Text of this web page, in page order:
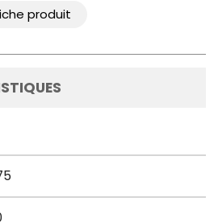
produit